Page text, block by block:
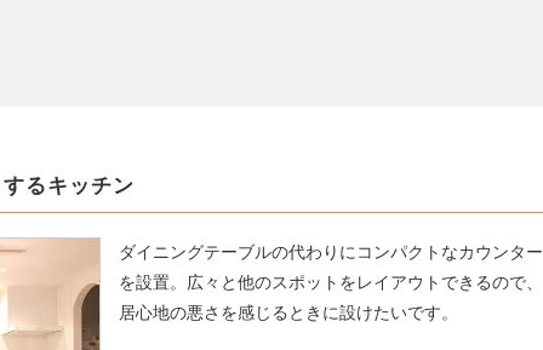
るキッチン
ダイニングテーブルの代わりにコンパクトなカウンター
を設置。広々と他のスポットをレイアウトできるので、
居心地の悪さを感じるときに設けたいです。